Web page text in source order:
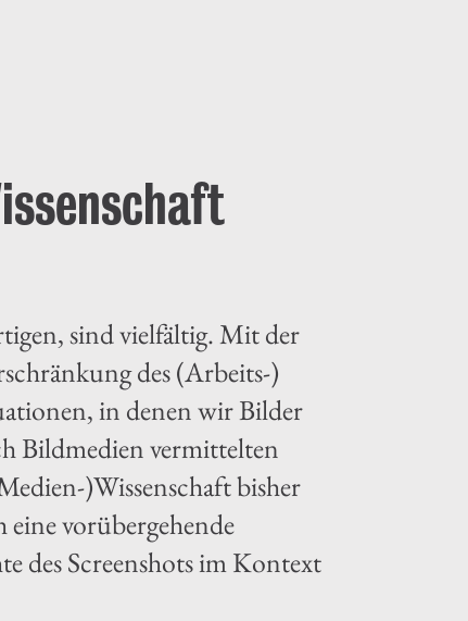
sind vielfältig. Mit der
des (Arbeits-)
in denen wir Bilder
Bildmedien vermittelten
)Wissenschaft bisher
eine vorübergehende
des Screenshots im Kontext